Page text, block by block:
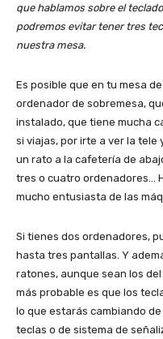
que hablamos sobre el
podremos evitar tener tres
nuestra mesa.
Es posible que en tu mesa
ordenador de sobremesa,
instalado, que tiene mucha
si viajas, por irte a ver la
un rato a la cafetería de
tres o cuatro ordenadores…
mucho entusiasta de las
Si tienes dos ordenadores,
hasta tres pantallas. Y
ratones, aunque sean los
más probable es que los
lo que estarás cambiando
teclas o de sistema de